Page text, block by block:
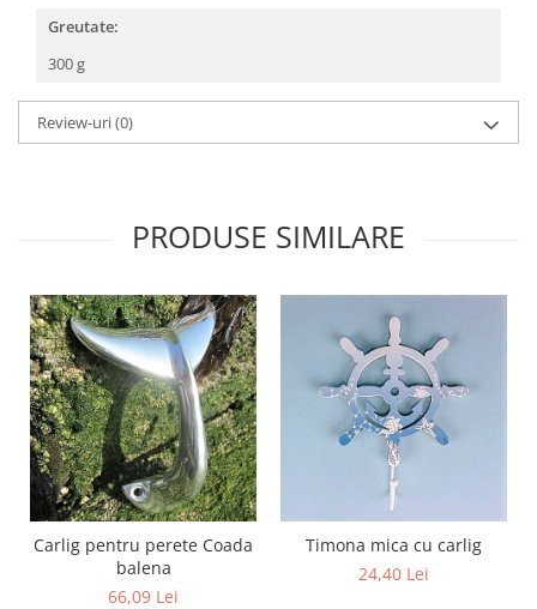
Greutate:
300 g
Review-uri(0)
PRODUSE SIMILARE
Carlig pentru perete Coada
balena
66,09 Lei
Timona mica cu carlig
24,40 Lei